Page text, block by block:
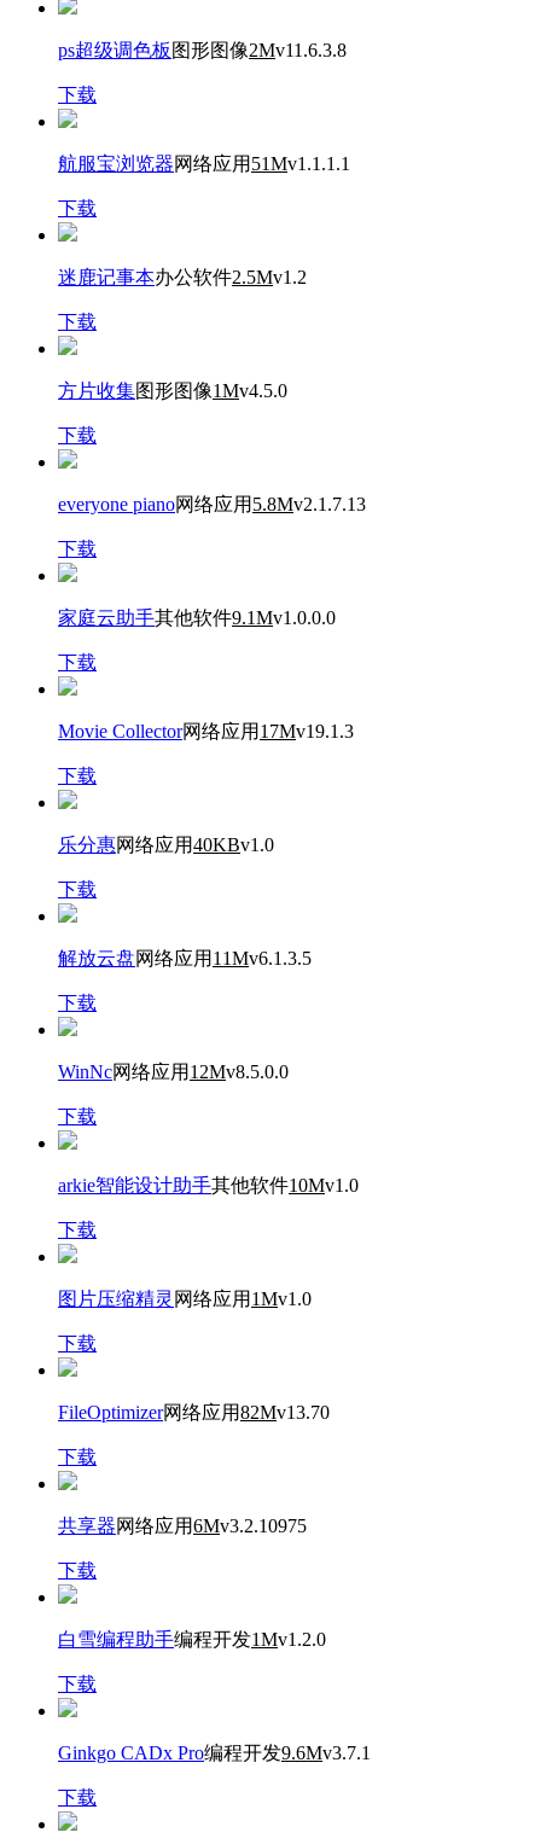
ps超级调色板 图形图像2Mv11.6.3.8
下载
航服宝浏览器网络应用 51Mv1.1.1.1
下载
迷鹿记事本办公软件2.5Mv1.2
下载
方片收集图形图像1Mv4.5.0
下载
everyone piano网络应用 5.8Mv2.1.7.13
下载
家庭云助手其他软件9.1Mv1.0.0.0
下载
Movie Collector网络应用 17Mv19.1.3
下载
乐分惠网络应用40KBv1.0
下载
解放云盘网络应用 11Mv6.1.3.5
下载
WinNc网络应用 12Mv8.5.0.0
下载
arkie智能设计助手其他软件10Mv1.0
下载
图片压缩精灵 网络应用 1Mv1.0
下载
FileOptimizer网络应用82Mv13.70
下载
共享器网络应用6Mv3.2.10975
下载
白雪编程助手编程开发1Mv1.2.0
下载
Ginkgo CADx Pro编程开发9.6Mv3.7.1
下载